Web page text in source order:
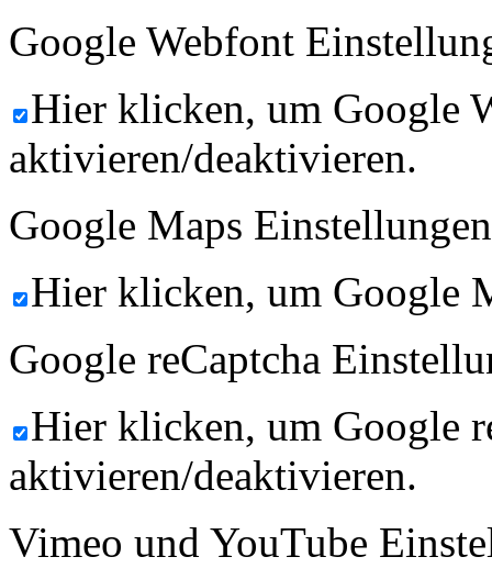
Google Webfont
Hier klicken, um Google
aktivieren/deaktivieren.
Google Maps
Hier klicken, um Google
Google reCaptcha
Hier klicken, um Google
aktivieren/deaktivieren.
Vimeo und YouTube